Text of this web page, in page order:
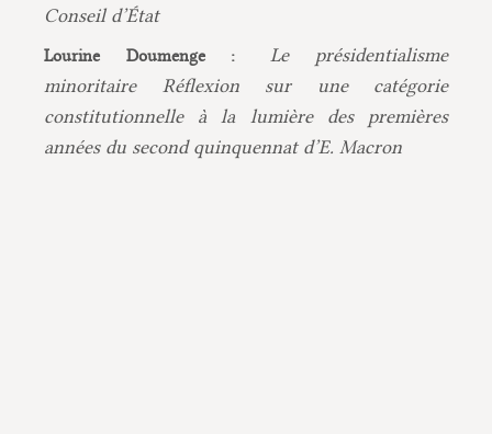
Conseil d’État
Lourine Doumenge :
Le présidentialisme
minoritaire Réflexion sur une catégorie
constitutionnelle à la lumière des premières
années du second quinquennat d’E. Macron